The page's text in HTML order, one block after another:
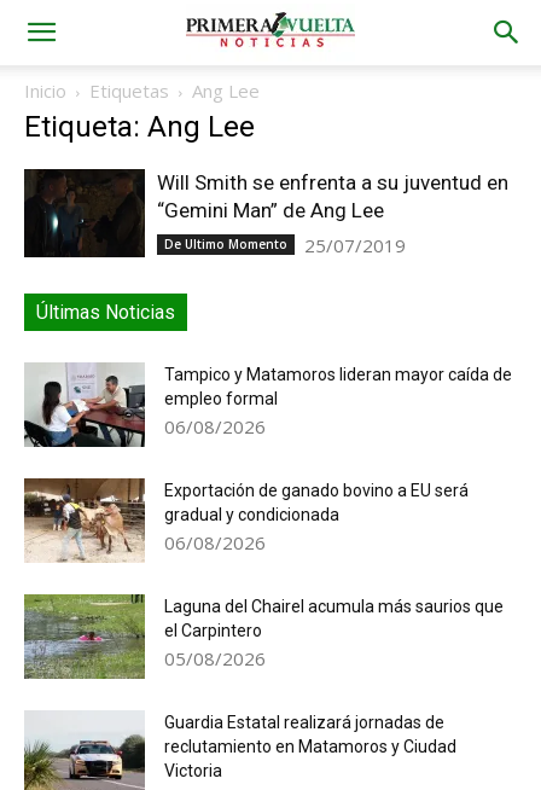
Inicio Etiquetas Ang Lee
Etiqueta: Ang Lee
Will Smith se enfrenta a su juventud en
“Gemini Man” de Ang Lee
De Ultimo Momento 25/07/2019
Últimas Noticias
Tampico y Matamoros lideran mayor caída de
empleo formal
06/08/2026
Exportación de ganado bovino a EU será
gradual y condicionada
06/08/2026
Laguna del Chairel acumula más saurios que
el Carpintero
05/08/2026
Guardia Estatal realizará jornadas de
reclutamiento en Matamoros y Ciudad
Victoria